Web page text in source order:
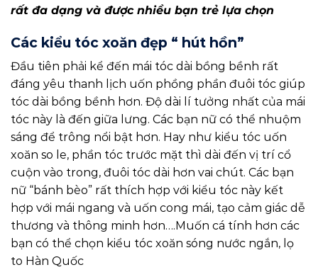
rất đa dạng và được nhiều bạn trẻ lựa chọn
Các kiểu tóc xoăn đẹp “ hút hồn”
Đầu tiên phải kể đến mái tóc dài bồng bềnh rất
đáng yêu thanh lịch uốn phồng phần đuôi tóc giúp
tóc dài bồng bềnh hơn. Độ dài lí tưởng nhất của mái
tóc này là đến giữa lưng. Các bạn nữ có thể nhuộm
sáng để trông nổi bật hơn. Hay như kiểu tóc uốn
xoăn so le, phần tóc trước mặt thì dài đến vị trí cổ
cuộn vào trong, đuôi tóc dài hơn vai chút. Các bạn
nữ “bánh bèo” rất thích hợp với kiểu tóc này kết
hợp với mái ngang và uốn cong mái, tạo cảm giác dễ
thương và thông minh hơn….Muốn cá tính hơn các
bạn có thể chọn kiểu tóc xoăn sóng nước ngắn, lọ
to Hàn Quốc